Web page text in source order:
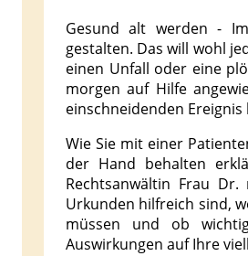
Gesund alt werden -
gestalten. Das will wohl
einen Unfall oder eine
morgen auf Hilfe
einschneidenden
Wie Sie mit einer
der Hand behalten
Rechtsanwältin Frau
Urkunden hilfreich sind,
müssen und ob
Auswirkungen auf Ihre